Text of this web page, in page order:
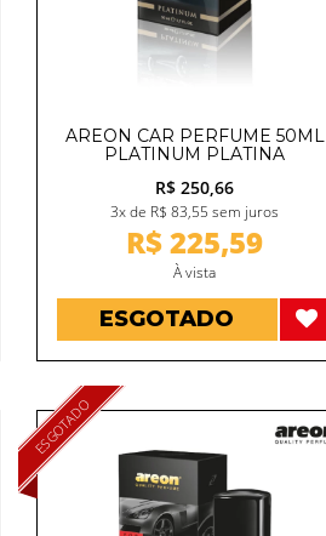
AREON CAR PERFUME 50ML
PLATINUM PLATINA
R$ 250,66
3x de R$ 83,55 sem juros
R$ 225,59
À vista
ESGOTADO
ESGOTADO